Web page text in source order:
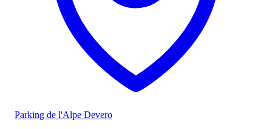
Parking de l'Alpe Devero